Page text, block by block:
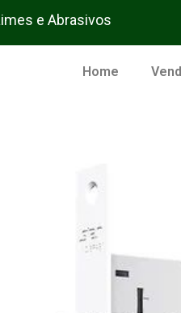
e Abrasivos
Home